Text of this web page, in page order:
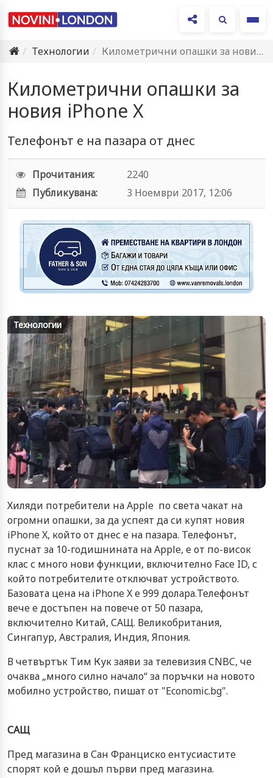
Технологии
Километрични опашки за новия iPhone X
Километрични опашки за
новия iPhone X
Телефонът е на пазара от днес
Прочитания:
2240
Публикувана:
3 Ноември 2017, 12:06
Технологии
Хиляди потребители на Apple по света чакат на
огромни опашки, за да успеят да си купят новия
iPhone X, който от днес е на пазара. Телефонът,
пуснат за 10-годишнината на Apple, е от по-висок
клас с много нови функции, включително Face ID, с
който потребителите отключват устройството.
Базовата цена на iPhone X е 999 долара.Телефонът
вече е достъпен на повече от 50 пазара,
включително Китай, САЩ. Великобритания,
Сингапур, Австралия, Индия, Япония.
В четвъртък Тим Кук заяви за телевизия CNBC, че
очаква „много силно начало“ за поръчки на новото
мобилно устройство, пишат от "Economic.bg".
САЩ
Пред магазина в Сан Франциско ентусиастите
спорят кой е дошъл първи пред магазина.